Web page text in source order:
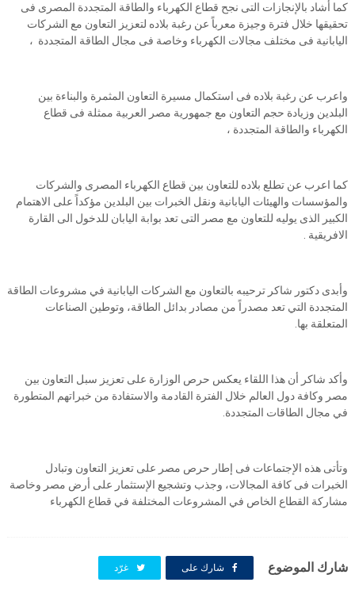
كما أشاد بالإنجازات التى نجح قطاع الكهرباء والطاقة المتجددة المصرى فى
تحقيقها خلال فترة وجيزة معرباً عن رغبة بلاده لتعزيز التعاون مع الشركات
اليابانية فى مختلف مجالات الكهرباء وخاصة فى مجال الطاقة المتجددة ،
واعرب عن رغبة بلاده فى استكمال مسيرة التعاون المثمرة والبناءة بين
البلدين وزيادة حجم التعاون مع جمهورية مصر العربية ممثلة فى قطاع
الكهرباء والطاقة المتجددة ،
كما اعرب عن تطلع بلاده للتعاون بين قطاع الكهرباء المصرى والشركات
والمؤسسات والهيئات اليابانية ونقل الخبرات بين البلدين مؤكداً على الاهتمام
الكبير الذى يوليه للتعاون مع مصر التى تعد بوابة اليابان للدخول الى القارة
الافريقية .
وأبدى دكتور شاكر ترحيبه بالتعاون مع الشركات اليابانية في مشروعات الطاقة
المتجددة التي تعد مصدراً من مصادر بدائل الطاقة، وتوطين الصناعات
المتعلقة بها.
وأكد شاكر أن هذا اللقاء يعكس حرص الوزارة على تعزيز سبل التعاون بين
مصر وكافة دول العالم خلال الفترة القادمة والاستفادة من خبراتهم المتطورة
في مجال الطاقات المتجددة.
وتأتى هذه الإجتماعات فى إطار حرص مصر على تعزيز التعاون وتبادل
الخبرات فى كافة المجالات، وجذب وتشجيع الإستثمار على أرض مصر وخاصة
مشاركة القطاع الخاص في المشروعات المختلفة في قطاع الكهرباء
شارك الموضوع شارك على غرّد